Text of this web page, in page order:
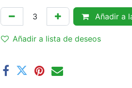
Añadir a
Añadir a lista de deseos